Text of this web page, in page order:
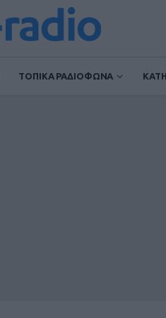
ΤΟΠΙΚΑ ΡΑΔΙΟΦΩΝΑ